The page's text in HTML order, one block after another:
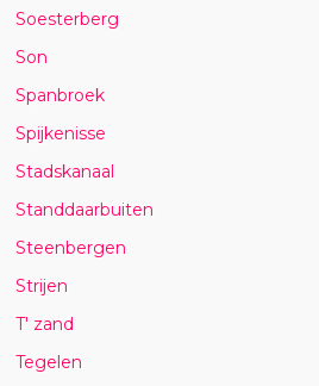
Soesterberg
Son
Spanbroek
Spijkenisse
Stadskanaal
Standdaarbuiten
Steenbergen
Strijen
T' zand
Tegelen